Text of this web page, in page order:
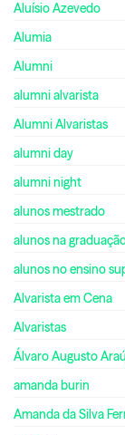
Aluísio Azevedo
Alumia
Alumni
alumni alvarista
Alumni Alvaristas
alumni day
alumni night
alunos mestrado
alunos na
alunos no ensino
Alvarista em Cena
Alvaristas
Álvaro Augusto
amanda burin
Amanda da Silva